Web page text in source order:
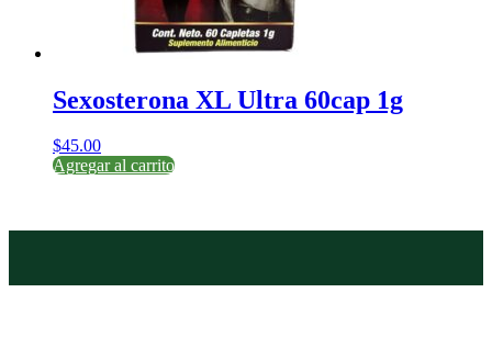
Sexosterona XL Ultra 60cap 1g
$45.00
Agregar al carrito